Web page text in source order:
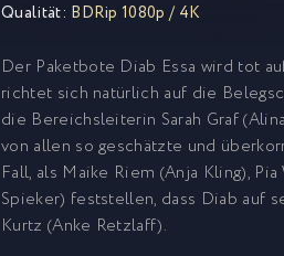
Qualität: BDRip 1080p / 4K
Der Paketbote Diab Essa wird tot
richtet sich natürlich auf die
die Bereichsleiterin Sarah Graf
von allen so geschätzte und
Fall, als Maike Riem (Anja Kling),
Spieker) feststellen, dass Diab auf
Kurtz (Anke Retzlaff).